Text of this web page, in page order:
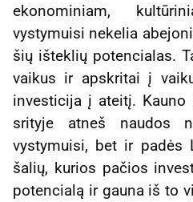
ekonominiam,
vystymuisi nekelia
šių išteklių potencialas.
vaikus ir apskritai į
investicija į ateitį.
srityje atneš naudos
vystymuisi, bet ir padės
šalių, kurios pačios
potencialą ir gauna iš to